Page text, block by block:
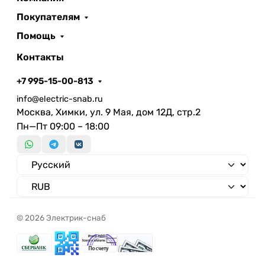
Количество отверстий для фланцев
Покупателям
Помощь
Контакты
+7 995-15-00-813
info@electric-snab.ru
Москва, Химки, ул. 9 Мая, дом 12Д, стр.2
Пн—Пт 09:00 – 18:00
© 2026 Электрик-снаб